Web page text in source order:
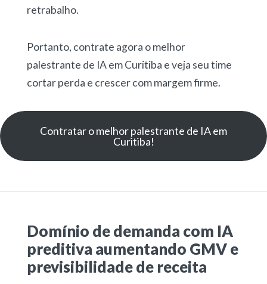
retrabalho.
Portanto, contrate agora o melhor
palestrante de IA em Curitiba e veja seu time
cortar perda e crescer com margem firme.
Contratar o melhor palestrante de IA em
Curitiba!
Domínio de demanda com IA
preditiva aumentando GMV e
previsibilidade de receita